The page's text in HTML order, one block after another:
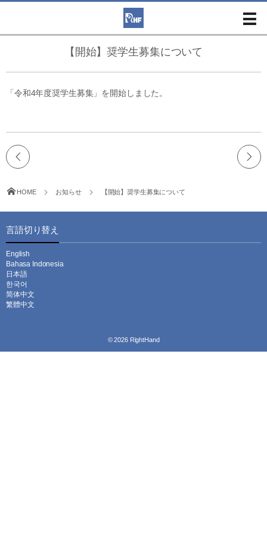
【開始】奨学生募集について
「令和4年度奨学生募集」を開始しました。
HOME お知らせ 【開始】奨学生募集について
言語切り替え
English
Bahasa Indonesia
日本語
한국어
简体中文
繁體中文
© 2026 RightHand